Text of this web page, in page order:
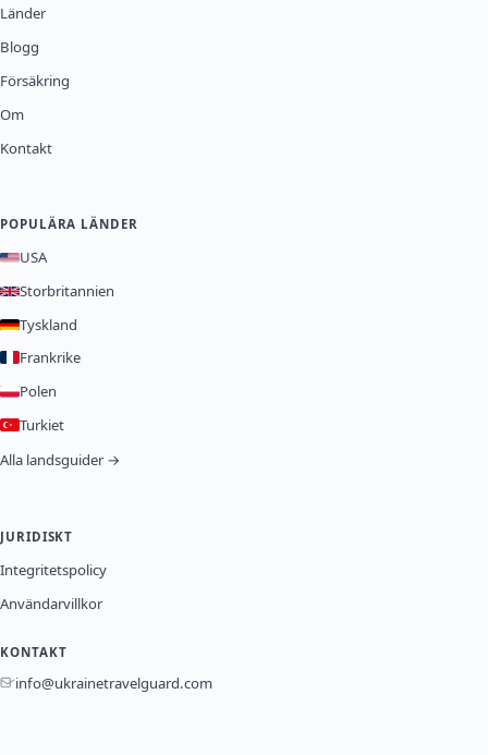
Länder
Blogg
Försäkring
Om
Kontakt
POPULÄRA LÄNDER
USA
Storbritannien
Tyskland
Frankrike
Polen
Turkiet
Alla landsguider →
JURIDISKT
Integritetspolicy
Användarvillkor
KONTAKT
info@ukrainetravelguard.com